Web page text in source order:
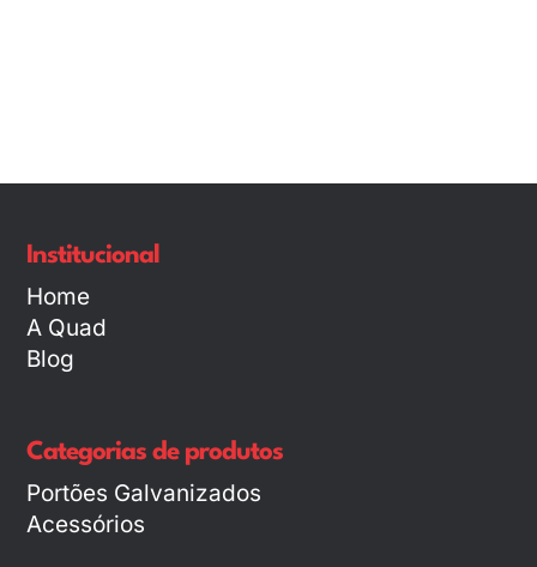
Institucional
Home
A Quad
Blog
Categorias de produtos
Portões Galvanizados
Acessórios